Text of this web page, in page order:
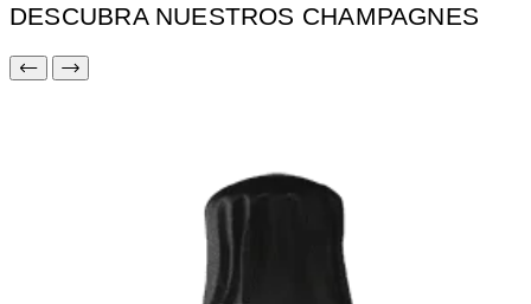
DESCUBRA NUESTROS CHAMPAGNES